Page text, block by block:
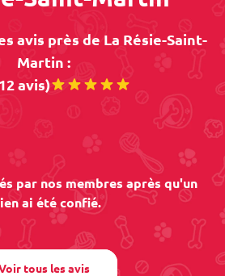
avis près de La Résie-Saint-
Martin :
avis)
par nos membres après qu'un
ai été confié.
tous les avis